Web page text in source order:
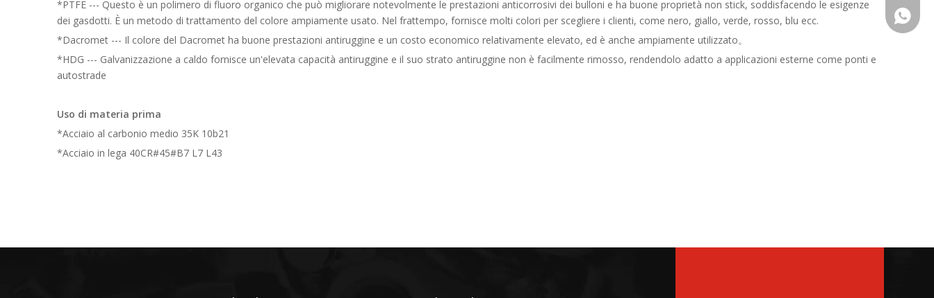
*PTFE --- Questo è un polimero di fluoro organico che può migliorare notevolmente le prestazioni anticorrosivi dei bulloni e ha buone proprietà non stick, soddisfacendo le esigenze
dei gasdotti. È un metodo di trattamento del colore ampiamente usato. Nel frattempo, fornisce molti colori per scegliere i clienti, come nero, giallo, verde, rosso, blu ecc.
*Dacromet --- Il colore del Dacromet ha buone prestazioni antiruggine e un costo economico relativamente elevato, ed è anche ampiamente utilizzato。
*HDG --- Galvanizzazione a caldo fornisce un'elevata capacità antiruggine e il suo strato antiruggine non è facilmente rimosso, rendendolo adatto a applicazioni esterne come ponti e
autostrade
Uso di materia prima
*Acciaio al carbonio medio 35K 10b21
*Acciaio in lega 40CR#45#B7 L7 L43
+86 -